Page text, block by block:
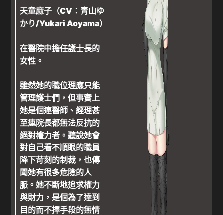
天童麻子（CV：青山ゆ
かり/Yukari Aoyama）
在醫院中擔任護士長的
女性。
雖然她的職位理應只能
管理護士們，但事實上
她是個連醫師、經理甚
至連院長都無法反抗的
絕對權力者。聽說她會
對自己看不順眼的職員
降下苛刻的制裁，也傳
聞她有很多危險的人
脈。她不斷地追求權力
與財力，是個為了達到
目的而不擇手段的無情